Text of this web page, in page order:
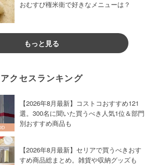
おむすび権米衛で好きなメニューは？
もっと見る
アクセスランキング
【2026年8月最新】コストコおすすめ121
選。300名に聞いた買うべき人気1位＆部門
別おすすめ商品も
【2026年8月最新】セリアで買うべきおす
すめ商品総まとめ。雑貨や収納グッズも